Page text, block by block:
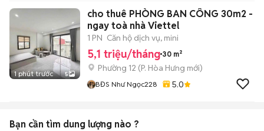
1 phút trước 5
cho thuê PHÒNG BAN CÔNG 30m2 -
ngay toà nhà Viettel
1 PN Căn hộ dịch vụ, mini
5,1 triệu/tháng 30 m²
Phường 12 (P. Hòa Hưng mới)
BĐS Như Ngọc228 5.0
Bạn cần tìm dung lượng nào ?